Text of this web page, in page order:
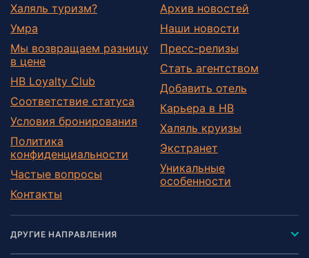
Халяль туризм?
Умра
Мы возвращаем разницу
в цене
HB Loyalty Club
Соответствие статуса
Условия бронирования
Политика
конфиденциальности
Частые вопросы
Контакты
Архив новостей
Наши новости
Пресс-релизы
Стать агентством
Добавить отель
Карьера в HB
Халяль круизы
Экстранет
Уникальные
особенности
ДРУГИЕ НАПРАВЛЕНИЯ